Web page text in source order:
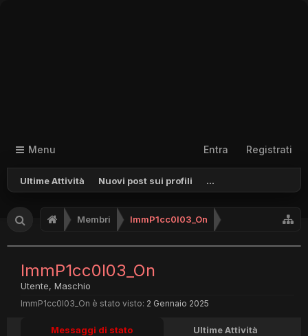
Menu
Ultime Attività Nuovi post sui profili ...
Entra Registrati
Membri ImmP1cc0l03_On
ImmP1cc0l03_On
Utente, Maschio
ImmP1cc0l03_On è stato visto: 2 Gennaio 2025
Messaggi di stato Ultime Attività